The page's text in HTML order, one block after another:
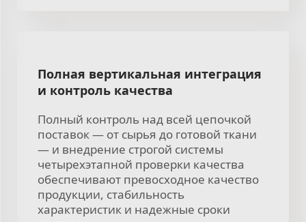
Полная вертикальная интеграция
и контроль качества
Полный контроль над всей цепочкой
поставок — от сырья до готовой ткани
— и внедрение строгой системы
четырехэтапной проверки качества
обеспечивают превосходное качество
продукции, стабильность
характеристик и надежные сроки